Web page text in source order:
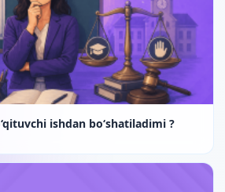
ishdan bo‘shatiladimi ?